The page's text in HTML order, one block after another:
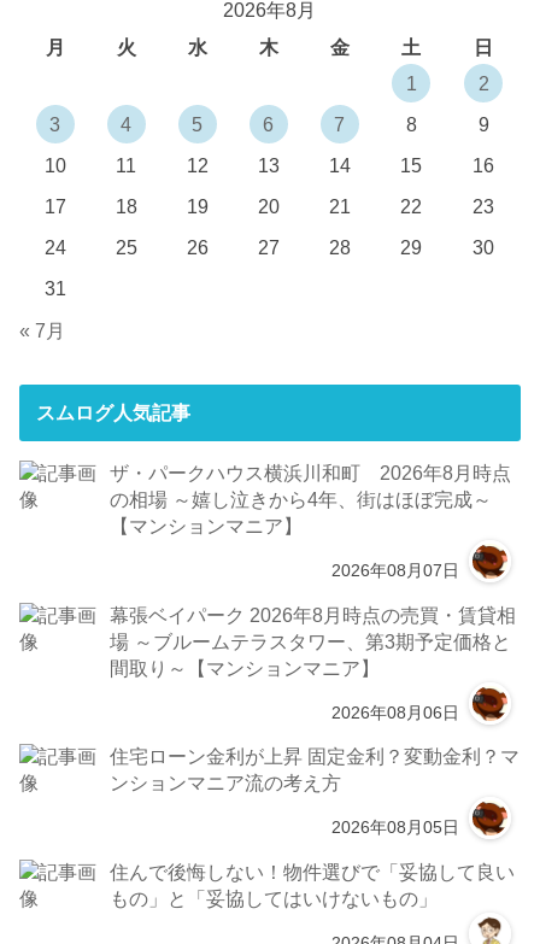
2026年8月
月
火 水 木 金 土
日
1
2
3
4 5 6 7 8
9
10
11 12 13 14 15
16
17
18 19 20 21 22
23
24
25 26 27 28 29
30
31
« 7月
スムログ人気記事
ザ・パークハウス横浜川和町 2026年8月時点
の相場 ～嬉し泣きから4年、街はほぼ完成～
【マンションマニア】
2026年08月07日
幕張ベイパーク 2026年8月時点の売買・賃貸相
場 ～ブルームテラスタワー、第3期予定価格と
間取り～【マンションマニア】
2026年08月06日
住宅ローン金利が上昇 固定金利？変動金利？マ
ンションマニア流の考え方
2026年08月05日
住んで後悔しない！物件選びで「妥協して良い
もの」と「妥協してはいけないもの」